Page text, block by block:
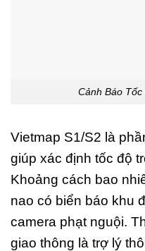
Cảnh Báo Tốc
Vietmap S1/S2 là
giúp xác định tốc độ
Khoảng cách bao
nao có biển báo khu
camera phạt nguội.
giao thông là trợ lý